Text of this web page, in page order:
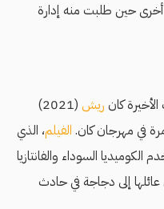
أخرى حين طلبت منه إدارة
كان ريش
(2021)
في مهرجان كان. الفيلم، الذي
السوداء والفانتازيا
إلى دجاجة في حادث